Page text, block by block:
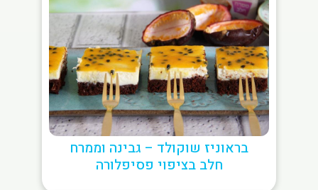
בראוניז שוקולד – גבינה וממרח
חלב בציפוי פסיפלורה